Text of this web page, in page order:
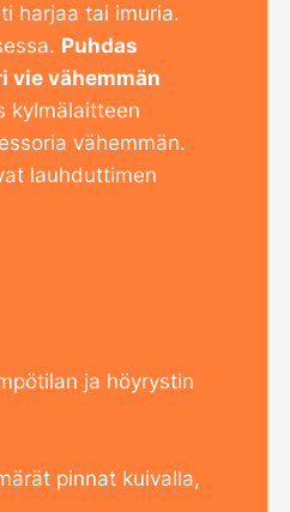
harjaa tai imuria.
Puhdas
vie vähemmän
kylmälaitteen
vähemmän.
lauhduttimen
ja höyrystin
pinnat kuivalla,